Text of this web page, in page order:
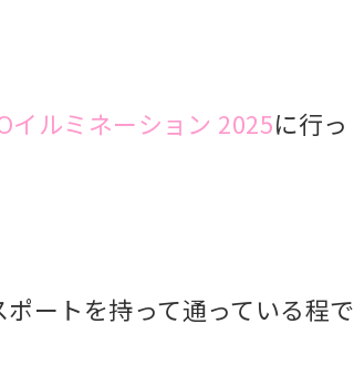
イルミネーション 2025に行っ
ートを持って通っている程で